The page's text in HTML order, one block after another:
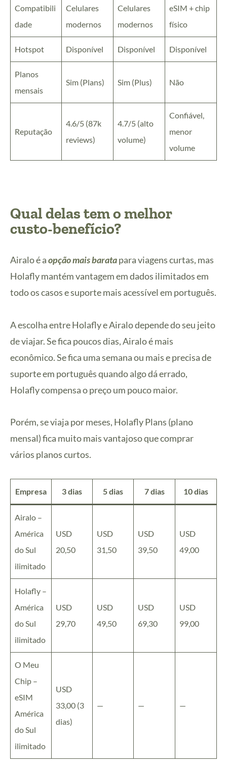
Compatibili
dade
Celulares
modernos
Celulares
modernos
eSIM + chip
físico
Hotspot Disponível Disponível Disponível
Planos
mensais
Sim (Plans) Sim (Plus) Não
Reputação
4.6/5 (87k
reviews)
4.7/5 (alto
volume)
Confiável,
menor
volume
Qual delas tem o melhor
custo-benefício?
Airalo é aopção mais baratapara viagens curtas, mas
Holafly mantém vantagem em dados ilimitados em
todo os casos e suporte mais acessível em português.
A escolha entre Holafly e Airalo depende do seu jeito
de viajar. Se fica poucos dias, Airalo é mais
econômico. Se fica uma semana ou mais e precisa de
suporte em português quando algo dá errado,
Holafly compensa o preço um pouco maior.
Porém, se viaja por meses, Holafly Plans (plano
mensal) fica muito mais vantajoso que comprar
vários planos curtos.
Empresa 3 dias 5 dias 7 dias 10 dias
Airalo –
América
do Sul
ilimitado
USD
20,50
USD
31,50
USD
39,50
USD
49,00
Holafly –
América
do Sul
ilimitado
USD
29,70
USD
49,50
USD
69,30
USD
99,00
O Meu
Chip –
eSIM
América
do Sul
ilimitado
USD
33,00 (3
dias)
— — —